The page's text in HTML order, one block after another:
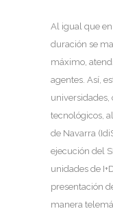
Al igual que
duración se
máximo,
agentes. Así,
universidades,
tecnológicos,
de Navarra
ejecución del
unidades de
presentación
manera